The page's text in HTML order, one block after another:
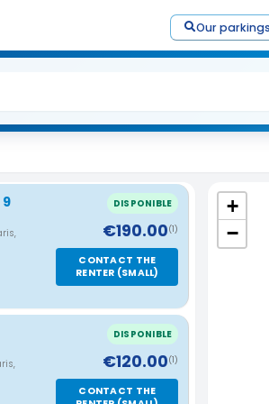
Our parkings
DISPONIBLE
€190.00(1)
CONTACT THE
RENTER (SMALL)
DISPONIBLE
€120.00(1)
CONTACT THE
+
−